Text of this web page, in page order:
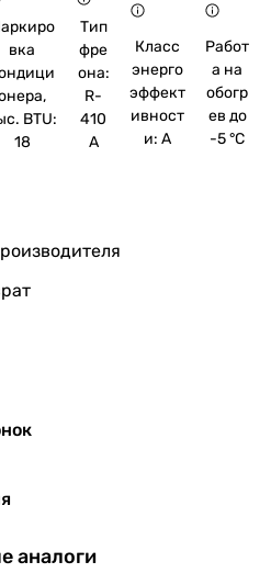
вка
BTU:
18
Тип
фре
она:
R-
410
A
Класс
энерго
эффект
ивност
и: A
Работ
а на
обогр
ев до
-5 °C
аналоги